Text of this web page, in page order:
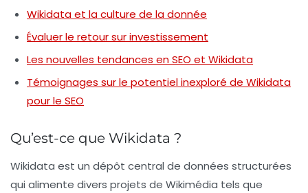
Wikidata et la culture de la donnée
Évaluer le retour sur investissement
Les nouvelles tendances en SEO et Wikidata
Témoignages sur le potentiel inexploré de Wikidata
pour le SEO
Qu’est-ce que Wikidata ?
Wikidata est un dépôt central de données structurées
qui alimente divers projets de Wikimédia tels que